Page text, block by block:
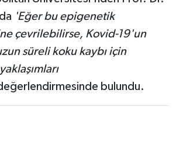
'Eğer bu epigenetik
çevrilebilirse, Kovid-19'un
süreli koku kaybı için
bulundu.